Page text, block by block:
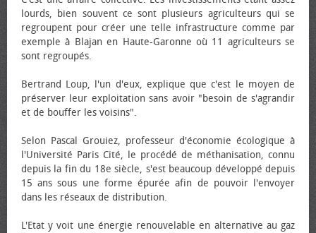
lourds, bien souvent ce sont plusieurs agriculteurs qui se
regroupent pour créer une telle infrastructure comme par
exemple à Blajan en Haute-Garonne où 11 agriculteurs se
sont regroupés.
Bertrand Loup, l'un d'eux, explique que c'est le moyen de
préserver leur exploitation sans avoir "besoin de s'agrandir
et de bouffer les voisins".
Selon Pascal Grouiez, professeur d'économie écologique à
l'Université Paris Cité, le procédé de méthanisation, connu
depuis la fin du 18e siècle, s'est beaucoup développé depuis
15 ans sous une forme épurée afin de pouvoir l'envoyer
dans les réseaux de distribution.
L'Etat y voit une énergie renouvelable en alternative au gaz